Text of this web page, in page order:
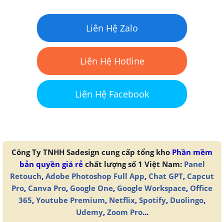
Liên Hệ Zalo
Liên Hệ Hotline
Liên Hệ Facebook
Công Ty TNHH Sadesign cung cấp tổng kho Phần mềm
bản quyền giá rẻchất lượng số 1 Việt Nam: Panel
Retouch, Adobe Photoshop Full App, Chat GPT, Capcut
Pro, Canva Pro, Google One, Google Workspace, Office
365, Youtube Premium, Netflix, Spotify, Duolingo,
Udemy, Zoom Pro...